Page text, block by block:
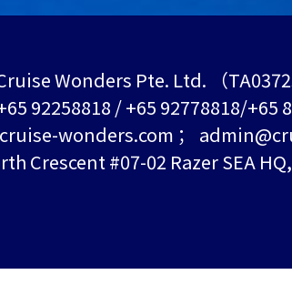
Wonders Pte. Ltd. （
92258818 / +65 92778818/+65
wonders.com ；
Crescent #07-02 Razer SEA